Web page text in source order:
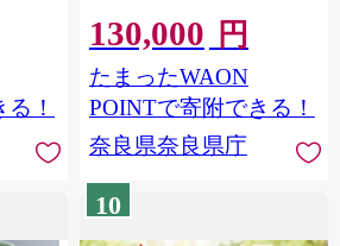
！
130,000 円
たまったWAON
POINTで寄附できる！
奈良県奈良県庁
10